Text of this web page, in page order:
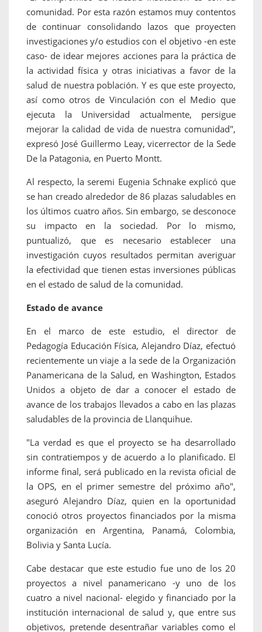
comunidad. Por esta razón estamos muy contentos
de continuar consolidando lazos que proyecten
investigaciones y/o estudios con el objetivo -en este
caso- de idear mejores acciones para la práctica de
la actividad física y otras iniciativas a favor de la
salud de nuestra población. Y es que este proyecto,
así como otros de Vinculación con el Medio que
ejecuta la Universidad actualmente, persigue
mejorar la calidad de vida de nuestra comunidad",
expresó José Guillermo Leay, vicerrector de la Sede
De la Patagonia, en Puerto Montt.
Al respecto, la seremi Eugenia Schnake explicó que
se han creado alrededor de 86 plazas saludables en
los últimos cuatro años. Sin embargo, se desconoce
su impacto en la sociedad. Por lo mismo,
puntualizó, que es necesario establecer una
investigación cuyos resultados permitan averiguar
la efectividad que tienen estas inversiones públicas
en el estado de salud de la comunidad.
Estado de avance
En el marco de este estudio, el director de
Pedagogía Educación Física, Alejandro Díaz, efectuó
recientemente un viaje a la sede de la Organización
Panamericana de la Salud, en Washington, Estados
Unidos a objeto de dar a conocer el estado de
avance de los trabajos llevados a cabo en las plazas
saludables de la provincia de Llanquihue.
"La verdad es que el proyecto se ha desarrollado
sin contratiempos y de acuerdo a lo planificado. El
informe final, será publicado en la revista oficial de
la OPS, en el primer semestre del próximo año",
aseguró Alejandro Díaz, quien en la oportunidad
conoció otros proyectos financiados por la misma
organización en Argentina, Panamá, Colombia,
Bolivia y Santa Lucía.
Cabe destacar que este estudio fue uno de los 20
proyectos a nivel panamericano -y uno de los
cuatro a nivel nacional- elegido y financiado por la
institución internacional de salud y, que entre sus
objetivos, pretende desentrañar variables como el